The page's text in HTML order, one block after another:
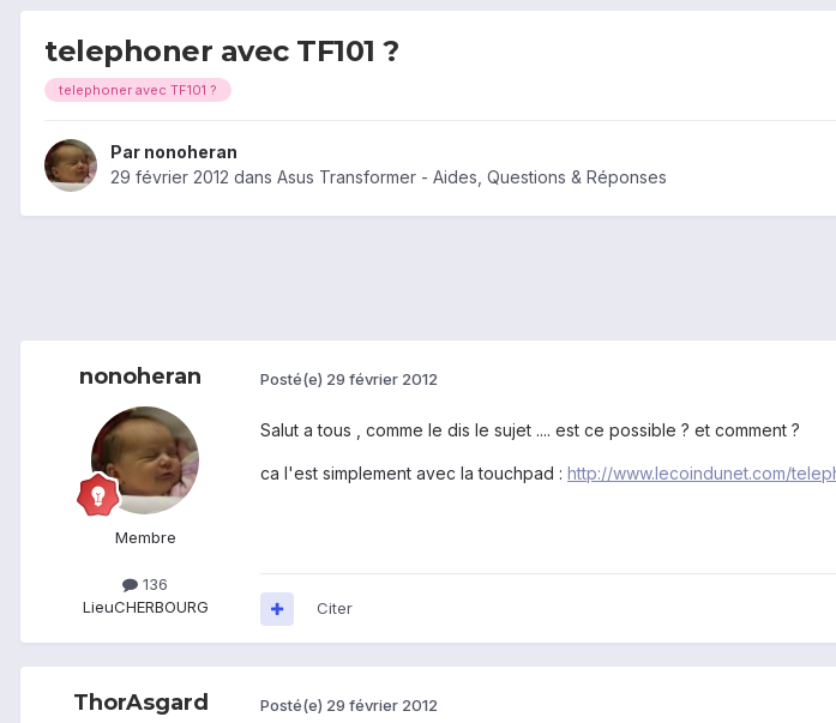
telephoner avec TF101 ?
telephoner avec TF101 ?
Par nonoheran
29 février 2012 dans Asus Transformer - Aides, Questions & Réponses
nonoheran
Membre
136
LieuCHERBOURG
Posté(e) 29 février 2012
Salut a tous , comme le dis le sujet .... est ce possible ? et comment ?
ca l'est simplement avec la touchpad : http://www.lecoindunet.com/
Citer
ThorAsgard Posté(e) 29 février 2012